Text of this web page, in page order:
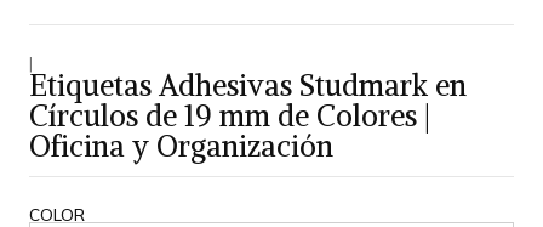
|
Etiquetas Adhesivas Studmark en
Círculos de 19 mm de Colores |
Oficina y Organización
COLOR